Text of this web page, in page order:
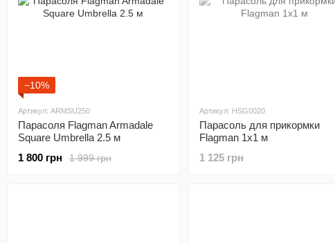
−10%
Артикул: ARMSU250
Парасоля Flagman Armadale
Square Umbrella 2.5 м
1 999 грн
1 800 грн
Артикул: HSG0020
Парасоль для прикормки
Flagman 1х1 м
1 125 грн